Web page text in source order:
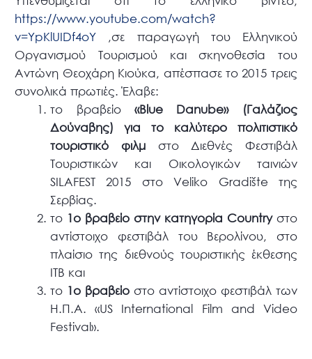
https://www.youtube.com/watch?
v=YpKlUIDf4oY ,σε παραγωγή του Ελληνικού
Οργανισμού Τουρισμού και σκηνοθεσία του
Αντώνη Θεοχάρη Κιούκα, απέσπασε το 2015 τρεις
συνολικά πρωτιές. Έλαβε:
το βραβείο«Blue Danube» (Γαλάζιος
Δούναβης) για το καλύτερο πολιτιστικό
τουριστικό φιλμστο Διεθνές Φεστιβάλ
Τουριστικών και Οικολογικών ταινιών
SILAFEST 2015 στο Veliko Gradište της
Σερβίας.
το 1ο βραβείο στην κατηγορία Countryστο
αντίστοιχο φεστιβάλ του Βερολίνου, στο
πλαίσιο της διεθνούς τουριστικής έκθεσης
ITB και
το 1ο βραβείο στο αντίστοιχο φεστιβάλ των
Η.Π.Α. «US International Film and Video
Festival».